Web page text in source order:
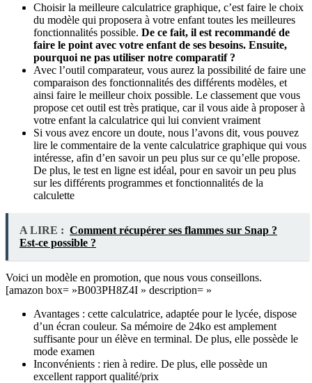
Choisir la meilleure calculatrice graphique, c’est faire le choix
du modèle qui proposera à votre enfant toutes les meilleures
fonctionnalités possible. De ce fait, il est recommandé de
faire le point avec votre enfant de ses besoins. Ensuite,
pourquoi ne pas utiliser notre comparatif ?
Avec l’outil comparateur, vous aurez la possibilité de faire une
comparaison des fonctionnalités des différents modèles, et
ainsi faire le meilleur choix possible. Le classement que vous
propose cet outil est très pratique, car il vous aide à proposer à
votre enfant la calculatrice qui lui convient vraiment
Si vous avez encore un doute, nous l’avons dit, vous pouvez
lire le commentaire de la vente calculatrice graphique qui vous
intéresse, afin d’en savoir un peu plus sur ce qu’elle propose.
De plus, le test en ligne est idéal, pour en savoir un peu plus
sur les différents programmes et fonctionnalités de la
calculette
A LIRE : Comment récupérer ses flammes sur Snap ?
Est-ce possible ?
Voici un modèle en promotion, que nous vous conseillons.
[amazon box= »B003PH8Z4I » description= »
Avantages : cette calculatrice, adaptée pour le lycée, dispose
d’un écran couleur. Sa mémoire de 24ko est amplement
suffisante pour un élève en terminal. De plus, elle possède le
mode examen
Inconvénients : rien à redire. De plus, elle possède un
excellent rapport qualité/prix